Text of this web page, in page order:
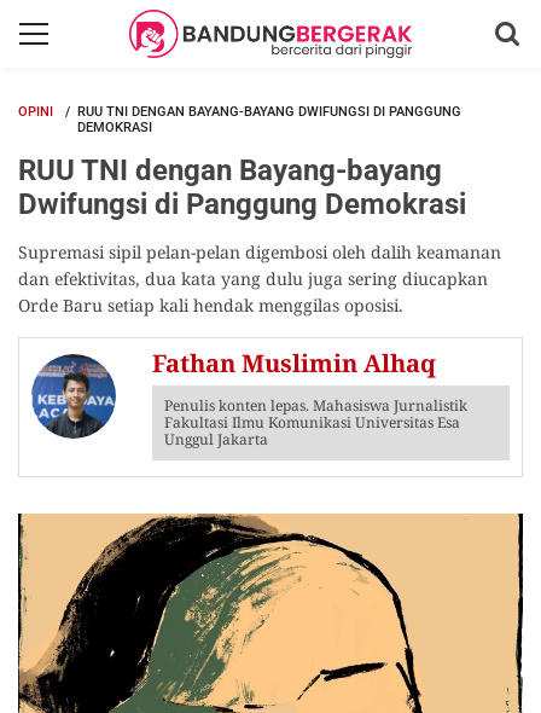
OPINI
RUU TNI DENGAN BAYANG-BAYANG DWIFUNGSI DI PANGGUNG
DEMOKRASI
RUU TNI dengan Bayang-bayang
Dwifungsi di Panggung Demokrasi
Supremasi sipil pelan-pelan digembosi oleh dalih keamanan
dan efektivitas, dua kata yang dulu juga sering diucapkan
Orde Baru setiap kali hendak menggilas oposisi.
Fathan Muslimin Alhaq
Penulis konten lepas. Mahasiswa Jurnalistik
Fakultasi Ilmu Komunikasi Universitas Esa
Unggul Jakarta